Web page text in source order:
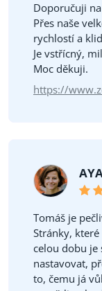
Doporučuji
Přes naše
rychlostí a
Je vstřícný,
Moc děkuji.
https://
Tomáš je
Stránky,
celou dobu je
nastavovat,
to, čemu já